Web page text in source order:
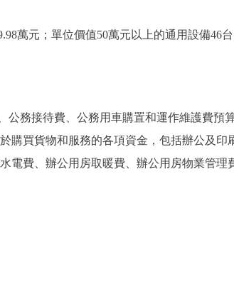
萬元；單位價值50萬元以上的通用設備46台
務接待費、公務用車購置和運作維護費預算
買貨物和服務的各項資金，包括辦公及印
電費、辦公用房取暖費、辦公用房物業管理